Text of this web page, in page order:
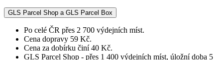
GLS Parcel Shop a GLS Parcel Box
Po celé ČR přes 2 700 výdejních míst.
Cena dopravy 59 Kč.
Cena za dobírku činí 40 Kč.
GLS Parcel Shop - přes 1 400 výdejních míst, úložní doba 5